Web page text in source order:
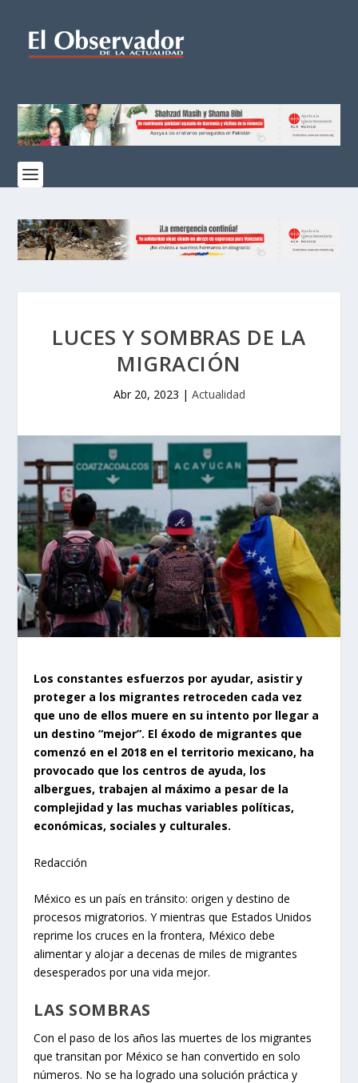
LUCES Y SOMBRAS DE LA
MIGRACIÓN
Abr 20, 2023 | Actualidad
Los constantes esfuerzos por ayudar, asistir y
proteger a los migrantes retroceden cada vez
que uno de ellos muere en su intento por llegar a
un destino “mejor”. El éxodo de migrantes que
comenzó en el 2018 en el territorio mexicano, ha
provocado que los centros de ayuda, los
albergues, trabajen al máximo a pesar de la
complejidad y las muchas variables políticas,
económicas, sociales y culturales.
Redacción
México es un país en tránsito: origen y destino de
procesos migratorios. Y mientras que Estados Unidos
reprime los cruces en la frontera, México debe
alimentar y alojar a decenas de miles de migrantes
desesperados por una vida mejor.
LAS SOMBRAS
Con el paso de los años las muertes de los migrantes
que transitan por México se han convertido en solo
números. No se ha logrado una solución práctica y